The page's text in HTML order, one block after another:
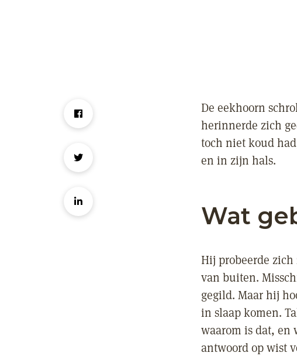
De eekhoorn
herinnerde zich
toch niet koud
en in zijn hals.
Wat
Hij probeerde
van buiten.
gegild. Maar hij
in slaap komen.
waarom is dat, en
antwoord op wist